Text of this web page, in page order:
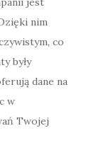
nim
co
były
dane na
w
Twojej